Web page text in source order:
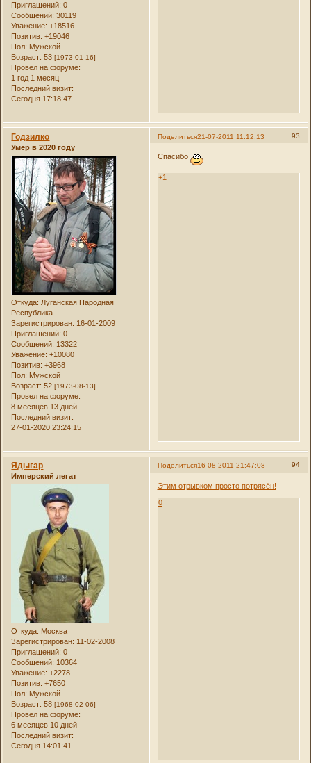
Приглашений: 0
Сообщений: 30119
Уважение: +18516
Позитив: +19046
Пол: Мужской
Возраст: 53[1973-01-16]
Провел на форуме:
1 год 1 месяц
Последний визит:
Сегодня 17:18:47
Поделиться 93
21-07-2011 11:12:13
Годзилко
Умер в 2020 году
Откуда: Луганская Народная
Республика
Зарегистрирован: 16-01-2009
Приглашений: 0
Сообщений: 13322
Уважение: +10080
Позитив: +3968
Пол: Мужской
Возраст: 52[1973-08-13]
Провел на форуме:
8 месяцев 13 дней
Последний визит:
27-01-2020 23:24:15
Спасибо
+1
Поделиться 94
16-08-2011 21:47:08
Ядыгар
Имперский легат
Откуда: Москва
Зарегистрирован: 11-02-2008
Приглашений: 0
Сообщений: 10364
Уважение: +2278
Позитив: +7650
Пол: Мужской
Возраст: 58[1968-02-06]
Провел на форуме:
6 месяцев 10 дней
Последний визит:
Сегодня 14:01:41
Этим отрывком просто потрясён!
0